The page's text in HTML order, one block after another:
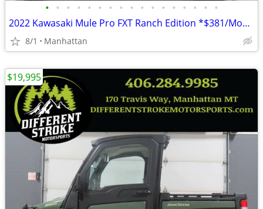
• • • • • • • • • • • • • • • • •
2022 Kawasaki Mule Pro FXT Ranch Edition *$381/Month OAC $0 Down*
8/1 Manhattan
$19,995